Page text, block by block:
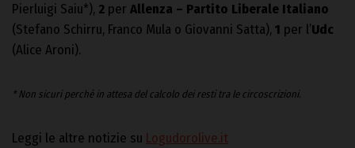
Pierluigi Saiu*), 2 per Allenza – Partito Liberale Italiano
(Stefano Schirru, Franco Mula o Giovanni Satta), 1 per l’Udc
(Alice Aroni).
* Non sicuri perché in attesa del calcolo dei resti tra le circoscrizioni.
Leggi le altre notizie su Logudorolive.it